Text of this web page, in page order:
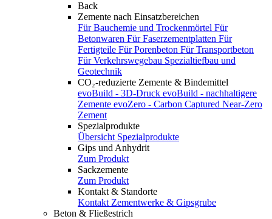
Back
Zemente nach Einsatzbereichen
Für Bauchemie und Trockenmörtel Für
Betonwaren Für Faserzementplatten Für
Fertigteile Für Porenbeton Für Transportbeton
Für Verkehrswegebau Spezialtiefbau und
Geotechnik
CO₂-reduzierte Zemente & Bindemittel
evoBuild - 3D-Druck evoBuild - nachhaltigere
Zemente evoZero - Carbon Captured Near-Zero
Zement
Spezialprodukte
Übersicht Spezialprodukte
Gips und Anhydrit
Zum Produkt
Sackzemente
Zum Produkt
Kontakt & Standorte
Kontakt Zementwerke & Gipsgrube
Beton & Fließestrich